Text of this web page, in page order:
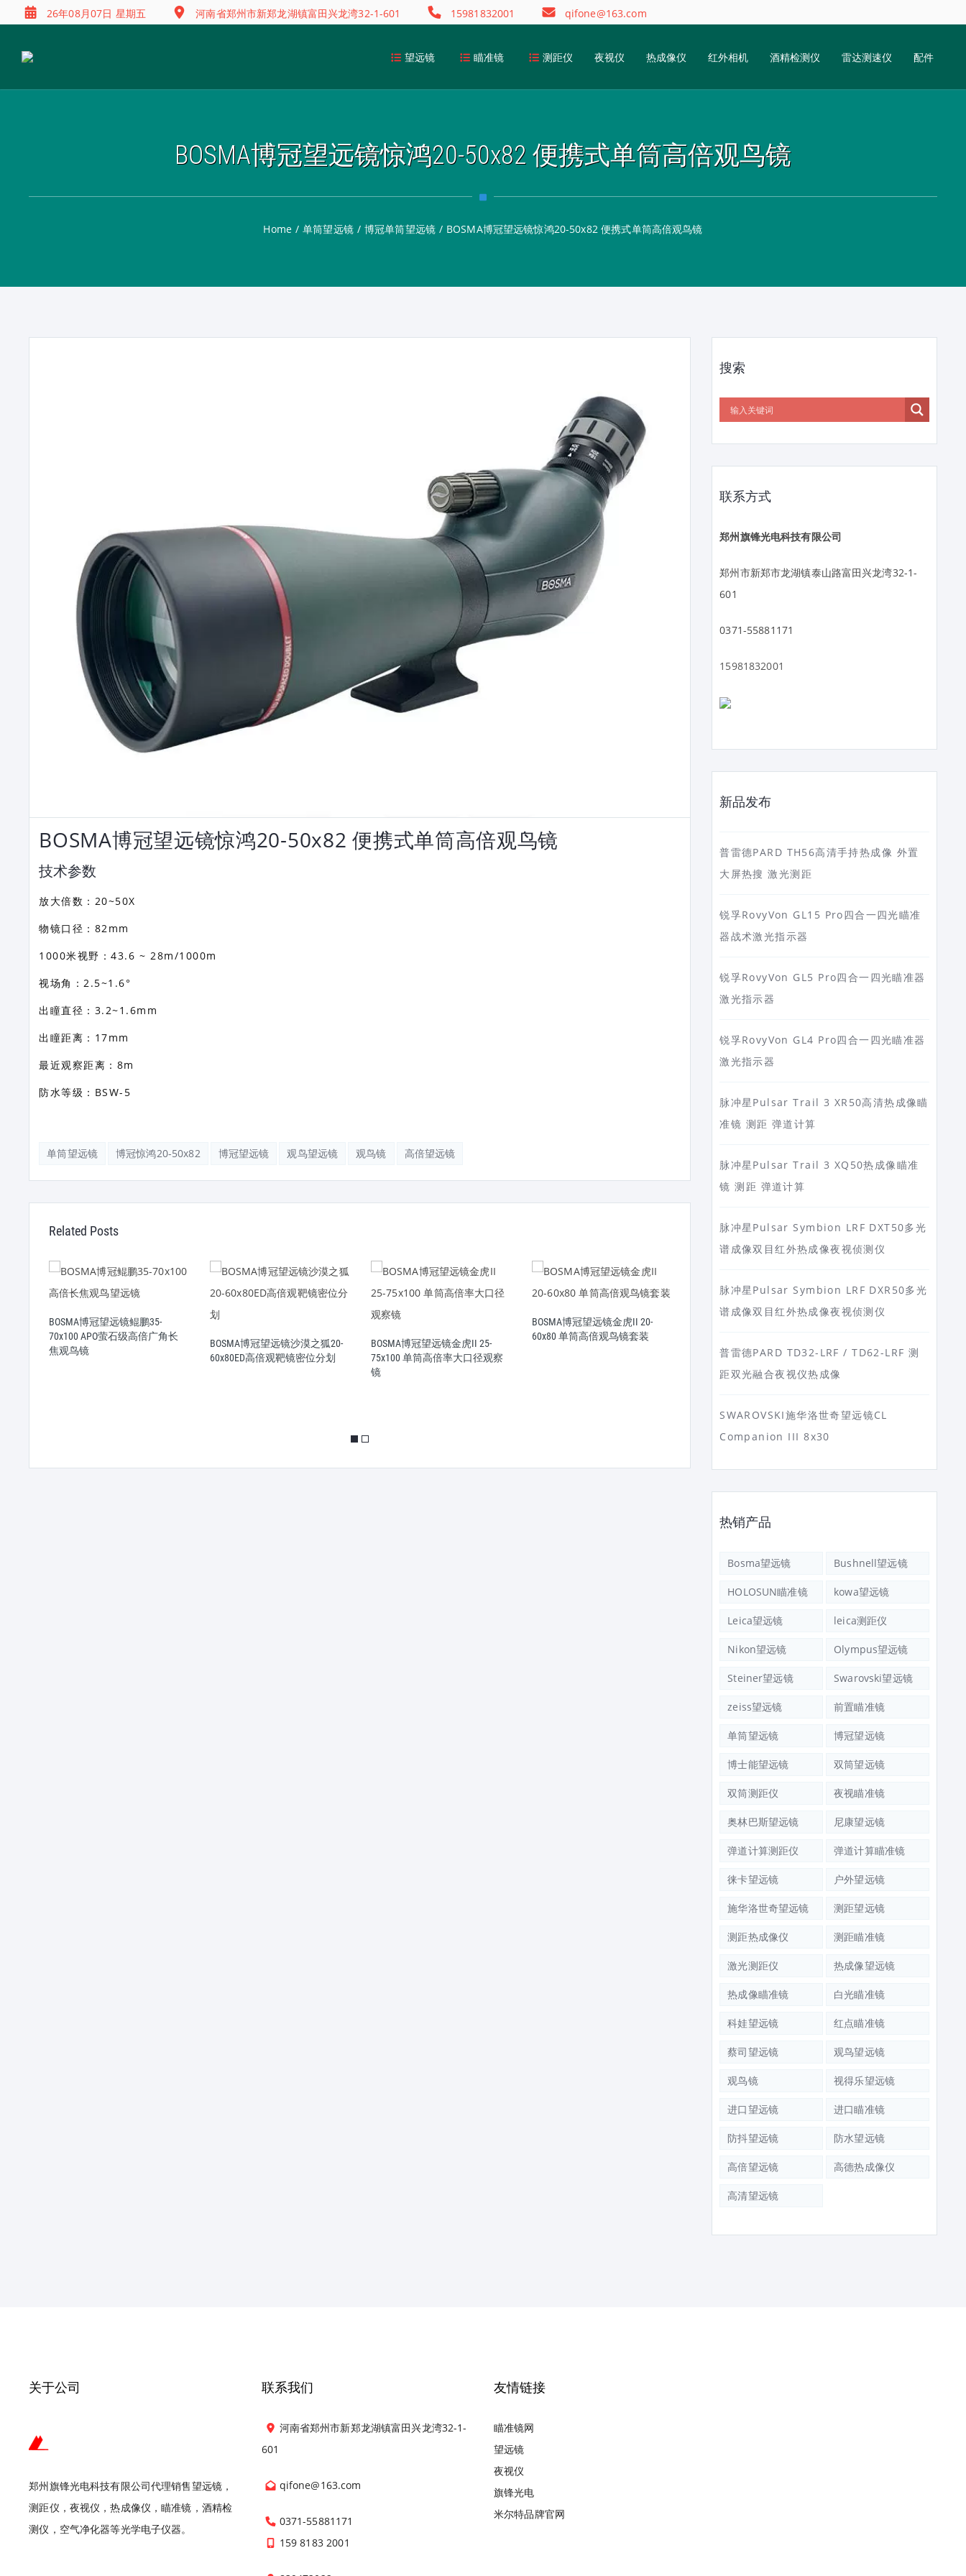
26年08月07日 星期五 河南省郑州市新郑龙湖镇富田兴龙湾32-1-601 15981832001 qifone@163.com
望远镜 瞄准镜 测距仪 夜视仪 热成像仪 红外相机 酒精检测仪 雷达测速仪 配件
BOSMA博冠望远镜惊鸿20-50x82 便携式单筒高倍观鸟镜
Home / 单筒望远镜 / 博冠单筒望远镜 / BOSMA博冠望远镜惊鸿20-50x82 便携式单筒高倍观鸟镜
BOSMA博冠望远镜惊鸿20-50x82 便携式单筒高倍观鸟镜
技术参数
放大倍数：20~50X
物镜口径：82mm
1000米视野：43.6 ~ 28m/1000m
视场角：2.5~1.6°
出瞳直径：3.2~1.6mm
出瞳距离：17mm
最近观察距离：8m
防水等级：BSW-5
单筒望远镜 博冠惊鸿20-50x82 博冠望远镜 观鸟望远镜 观鸟镜 高倍望远镜
Related Posts
BOSMA博冠望远镜鲲鹏35-
70x100 APO萤石级高倍广角长
焦观鸟镜
BOSMA博冠望远镜沙漠之狐20-
60x80ED高倍观靶镜密位分划
BOSMA博冠望远镜金虎II 25-
75x100 单筒高倍率大口径观察
镜
BOSMA博冠望远镜金虎II 20-
60x80 单筒高倍观鸟镜套装
搜索
联系方式
郑州旗锋光电科技有限公司
郑州市新郑市龙湖镇泰山路富田兴龙湾32-1-
601
0371-55881171
15981832001
新品发布
普雷德PARD TH56高清手持热成像 外置
大屏热搜 激光测距
锐孚RovyVon GL15 Pro四合一四光瞄准
器战术激光指示器
锐孚RovyVon GL5 Pro四合一四光瞄准器
激光指示器
锐孚RovyVon GL4 Pro四合一四光瞄准器
激光指示器
脉冲星Pulsar Trail 3 XR50高清热成像瞄
准镜 测距 弹道计算
脉冲星Pulsar Trail 3 XQ50热成像瞄准
镜 测距 弹道计算
脉冲星Pulsar Symbion LRF DXT50多光
谱成像双目红外热成像夜视侦测仪
脉冲星Pulsar Symbion LRF DXR50多光
谱成像双目红外热成像夜视侦测仪
普雷德PARD TD32-LRF / TD62-LRF 测
距双光融合夜视仪热成像
SWAROVSKI施华洛世奇望远镜CL
Companion III 8x30
热销产品
Bosma望远镜 Bushnell望远镜
HOLOSUN瞄准镜 kowa望远镜
Leica望远镜 leica测距仪
Nikon望远镜 Olympus望远镜
Steiner望远镜 Swarovski望远镜
zeiss望远镜 前置瞄准镜
单筒望远镜 博冠望远镜
博士能望远镜 双筒望远镜
双筒测距仪 夜视瞄准镜
奥林巴斯望远镜 尼康望远镜
弹道计算测距仪 弹道计算瞄准镜
徕卡望远镜 户外望远镜
施华洛世奇望远镜 测距望远镜
测距热成像仪 测距瞄准镜
激光测距仪 热成像望远镜
热成像瞄准镜 白光瞄准镜
科娃望远镜 红点瞄准镜
蔡司望远镜 观鸟望远镜
观鸟镜 视得乐望远镜
进口望远镜 进口瞄准镜
防抖望远镜 防水望远镜
高倍望远镜 高德热成像仪
高清望远镜
关于公司
郑州旗锋光电科技有限公司代理销售望远镜，
测距仪，夜视仪，热成像仪，瞄准镜，酒精检
测仪，空气净化器等光学电子仪器。
联系我们
河南省郑州市新郑龙湖镇富田兴龙湾32-1-
601
qifone@163.com
0371-55881171
159 8183 2001
友情链接
瞄准镜网
望远镜
夜视仪
旗锋光电
米尔特品牌官网